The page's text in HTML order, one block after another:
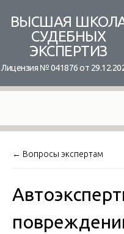
content
ВЫСШАЯ
СУДЕБНЫХ
ЭКСПЕРТИЗ
Лицензия № 041876 от
← Вопросы экспертам